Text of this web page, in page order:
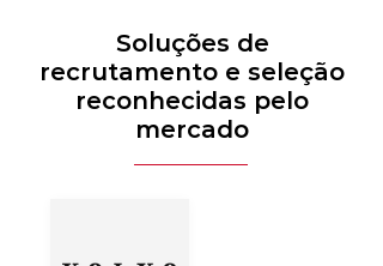
Soluções de
recrutamento e seleção
reconhecidas pelo
mercado